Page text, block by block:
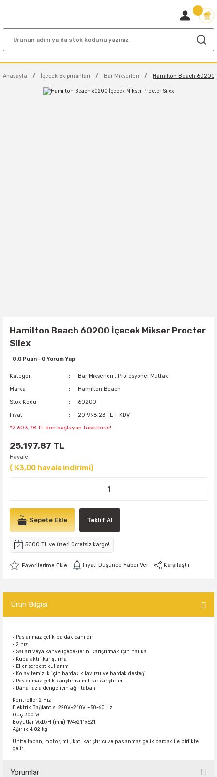
Anasayfa İçecek Ekipmanları Bar Mikserleri Hamilton Beach 60200
Hamilton Beach 60200 İçecek Mikser Procter
Silex
0.0 Puan - 0 Yorum Yap
Kategori Bar Mikserleri , Profesyonel Mutfak
Marka Hamilton Beach
Stok Kodu 60200
Fiyat 20.998,23 TL + KDV
*2.603,78 TL den başlayan taksitlerle!
25.197,87 TL
Havale
( %3,00 havale indirimi)
Sepete Ekle Teklif Al
5000 TL ve üzeri ücretsiz kargo!
Fiyatı Düşünce Haber Ver Karşılaştır
Ürün Bilgisi
• Paslanmaz çelik bardak dahildir
• 2 hız
• Salları veya kahve içeceklerini karıştırmak için harika
• Kupa aktif karıştırma
• Eller serbest kullanım
• Kolay temizlik için bardak kılavuzu ve bardak desteği
• Paslanmaz çelik karıştırma mili ve karıştırıcı
• Daha fazla denge için ağır taban
Kontroller 2 Hız
Elektrik Bağlantısı 220V-240V ~50-60 Hz
Güç 300 W
Boyutlar WxDxH (mm) 194x211x521
Ağırlık 4,82 kg
Ünite taban, motor, mil, katı karıştırıcı ve paslanmaz çelik bardak ile birlikte
gelir.
Yorumlar